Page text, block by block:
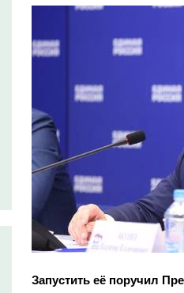
Запустить её поручил